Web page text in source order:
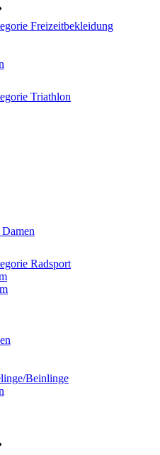
Freizeitbekleidung
Triathlon
Radsport
Beinlinge